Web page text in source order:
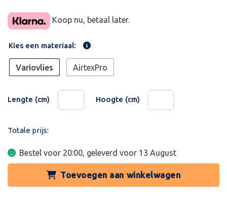
Koop nu, betaal later.
Kies een materiaal:
Variovlies AirtexPro
Lengte (cm) Hoogte (cm)
Totale prijs:
Bestel voor 20:00, geleverd voor 13 August
Toevoegen aan winkelwagen